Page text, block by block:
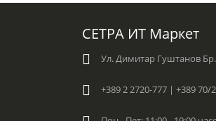
СЕТРА ИТ Маркет
Ул. Димитар Гуштанов
+389 2 2720-777 | +389 70/